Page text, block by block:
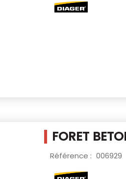
FORET
Référence : 006929